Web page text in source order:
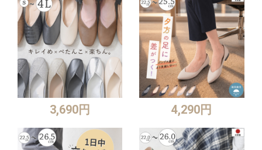
3,690円 4,290円